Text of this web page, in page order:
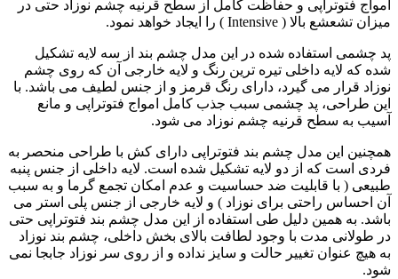
امواج فتوتراپی و حفاظت کامل از سطح قرنیه چشم نوزاد حتی در
میزان تشعشع بالا ( Intensive ) را ایجاد خواهد نمود.
پد چشمی استفاده شده در این مدل چشم بند از سه لایه تشکیل
شده که لایه داخلی تیره ترین رنگ و لایه خارجی آن که روی چشم
نوزاد قرار می گیرد، دارای رنگ قرمز و از جنس لطیف می باشد. با
این طراحی، پد چشمی سبب جذب کامل امواج فتوتراپی و مانع
آسیب به سطح قرنیه چشم نوزاد می شود.
همچنین این مدل چشم بند فتوتراپی دارای کش با طراحی منحصر به
فردی است که از دو لایه تشکیل شده است. لایه داخلی از جنس پنبه
طبیعی ( با قابلیت ضد حساسیت و عدم امکان تجمع گرما و به سبب
آن احساس راحتی برای نوزاد ) و لایه خارجی از جنس پلی استر می
باشد. به همین دلیل طی استفاده از این مدل چشم بند فتوتراپی حتی
در طولانی مدت با وجود لطافت بالای بخش داخلی، چشم بند نوزاد
به هیچ عنوان تغییر حالت و سایز نداده و از روی سر نوزاد جابجا نمی
شود.